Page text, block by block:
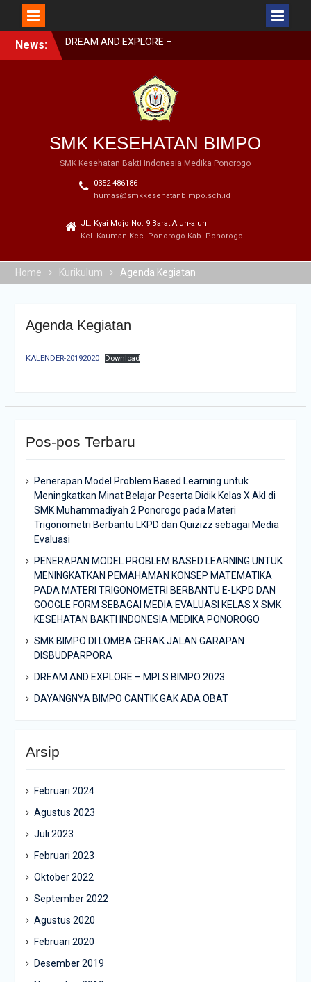
News:
DREAM AND EXPLORE –
MPLS BIMPO 2023
SMK BIMPO DI SMK
SWASTA FESTIVAL 2023
BARENG BUPATI
SMK BIMPO DI LOMBA
DISBUDPARPORA
SMK KESEHATAN BIMPO
SMK Kesehatan Bakti Indonesia Medika Ponorogo
0352 486186
humas@smkkesehatanbimpo.sch.id
JL. Kyai Mojo No. 9 Barat Alun-alun
Kel. Kauman Kec. Ponorogo Kab. Ponorogo
Home Kurikulum Agenda Kegiatan
Agenda Kegiatan
KALENDER-20192020 Download
Pos-pos Terbaru
Penerapan Model Problem Based Learning untuk
Meningkatkan Minat Belajar Peserta Didik Kelas X Akl di
SMK Muhammadiyah 2 Ponorogo pada Materi
Trigonometri Berbantu LKPD dan Quizizz sebagai Media
Evaluasi
PENERAPAN MODEL PROBLEM BASED LEARNING UNTUK
MENINGKATKAN PEMAHAMAN KONSEP MATEMATIKA
PADA MATERI TRIGONOMETRI BERBANTU E-LKPD DAN
GOOGLE FORM SEBAGAI MEDIA EVALUASI KELAS X SMK
KESEHATAN BAKTI INDONESIA MEDIKA PONOROGO
SMK BIMPO DI LOMBA GERAK JALAN GARAPAN
DISBUDPARPORA
DREAM AND EXPLORE – MPLS BIMPO 2023
DAYANGNYA BIMPO CANTIK GAK ADA OBAT
Arsip
Februari 2024
Agustus 2023
Juli 2023
Februari 2023
Oktober 2022
September 2022
Agustus 2020
Februari 2020
Desember 2019